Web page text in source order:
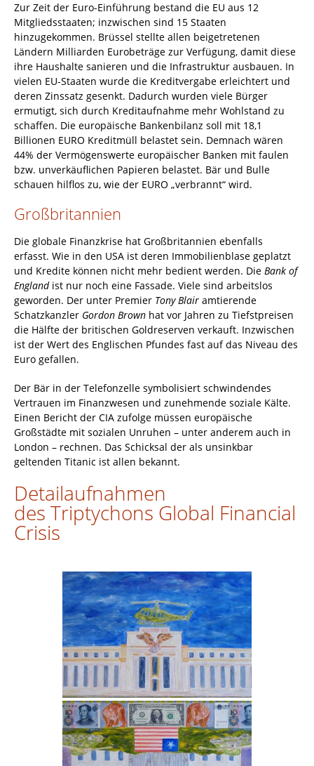
Zur Zeit der Euro-Einführung bestand die EU aus 12
Mitgliedsstaaten; inzwischen sind 15 Staaten
hinzugekommen. Brüssel stellte allen beigetretenen
Ländern Milliarden Eurobeträge zur Verfügung, damit diese
ihre Haushalte sanieren und die Infrastruktur ausbauen. In
vielen EU-Staaten wurde die Kreditvergabe erleichtert und
deren Zinssatz gesenkt. Dadurch wurden viele Bürger
ermutigt, sich durch Kreditaufnahme mehr Wohlstand zu
schaffen. Die europäische Bankenbilanz soll mit 18,1
Billionen EURO Kreditmüll belastet sein. Demnach wären
44% der Vermögenswerte europäischer Banken mit faulen
bzw. unverkäuflichen Papieren belastet. Bär und Bulle
schauen hilflos zu, wie der EURO „verbrannt“ wird.
Großbritannien
Die globale Finanzkrise hat Großbritannien ebenfalls
erfasst. Wie in den USA ist deren Immobilienblase geplatzt
und Kredite können nicht mehr bedient werden. Die Bank of
Englandist nur noch eine Fassade. Viele sind arbeitslos
geworden. Der unter Premier Tony Blair amtierende
Schatzkanzler Gordon Brown hat vor Jahren zu Tiefstpreisen
die Hälfte der britischen Goldreserven verkauft. Inzwischen
ist der Wert des Englischen Pfundes fast auf das Niveau des
Euro gefallen.
Der Bär in der Telefonzelle symbolisiert schwindendes
Vertrauen im Finanzwesen und zunehmende soziale Kälte.
Einen Bericht der CIA zufolge müssen europäische
Großstädte mit sozialen Unruhen – unter anderem auch in
London – rechnen. Das Schicksal der als unsinkbar
geltenden Titanic ist allen bekannt.
Detailaufnahmen
des Triptychons Global Financial
Crisis